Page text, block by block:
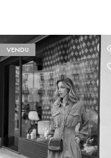
VENDU